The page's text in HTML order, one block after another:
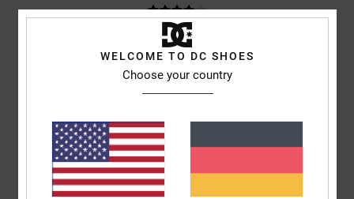
20. Januar 2026
Ich empfehle dieses Produkt
5
WELCOME TO DC SHOES
Choose your country